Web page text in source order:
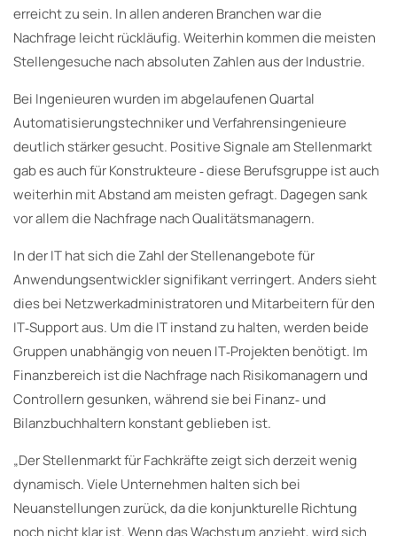
erreicht zu sein. In allen anderen Branchen war die
Nachfrage leicht rückläufig. Weiterhin kommen die meisten
Stellengesuche nach absoluten Zahlen aus der Industrie.
Bei Ingenieuren wurden im abgelaufenen Quartal
Automatisierungstechniker und Verfahrensingenieure
deutlich stärker gesucht. Positive Signale am Stellenmarkt
gab es auch für Konstrukteure ‐ diese Berufsgruppe ist auch
weiterhin mit Abstand am meisten gefragt. Dagegen sank
vor allem die Nachfrage nach Qualitätsmanagern.
In der IT hat sich die Zahl der Stellenangebote für
Anwendungsentwickler signifikant verringert. Anders sieht
dies bei Netzwerkadministratoren und Mitarbeitern für den
IT‐Support aus. Um die IT instand zu halten, werden beide
Gruppen unabhängig von neuen IT‐Projekten benötigt. Im
Finanzbereich ist die Nachfrage nach Risikomanagern und
Controllern gesunken, während sie bei Finanz‐ und
Bilanzbuchhaltern konstant geblieben ist.
„Der Stellenmarkt für Fachkräfte zeigt sich derzeit wenig
dynamisch. Viele Unternehmen halten sich bei
Neuanstellungen zurück, da die konjunkturelle Richtung
noch nicht klar ist. Wenn das Wachstum anzieht, wird sich